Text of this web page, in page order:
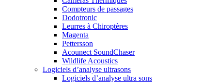
Compteurs de passages
Dodotronic
Leurres à Chiroptères
Magenta
Pettersson
Acounect SoundChaser
Wildlife Acoustics
Logiciels d’analyse ultrasons
Logiciels d’analyse ultra sons